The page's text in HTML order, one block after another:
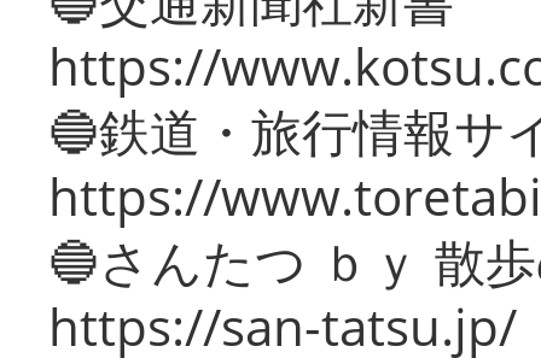
https://
🔵鉄道・旅行情報サ
https://
🔵さんたつ ｂｙ 散
https://san-tatsu.jp/